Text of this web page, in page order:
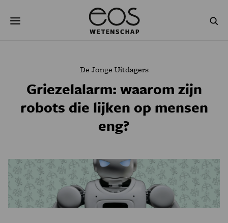
naar
NATUURWETENSCHAPPEN GESCHIEDENIS
PODCAST AGENDA
JONGE UITDAGERS
De Jonge Uitdagers
Griezelalarm: waarom zijn
robots die lijken op mensen
eng?